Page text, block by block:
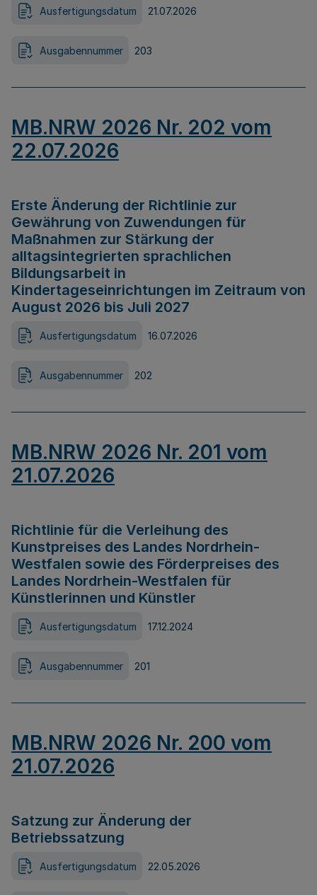
Ausfertigungsdatum 21.07.2026
Ausgabennummer 203
MB.NRW 2026 Nr. 202 vom
22.07.2026
Erste Änderung der Richtlinie zur
Gewährung von Zuwendungen für
Maßnahmen zur Stärkung der
alltagsintegrierten sprachlichen
Bildungsarbeit in
Kindertageseinrichtungen im Zeitraum von
August 2026 bis Juli 2027
Ausfertigungsdatum 16.07.2026
Ausgabennummer 202
MB.NRW 2026 Nr. 201 vom
21.07.2026
Richtlinie für die Verleihung des
Kunstpreises des Landes Nordrhein-
Westfalen sowie des Förderpreises des
Landes Nordrhein-Westfalen für
Künstlerinnen und Künstler
Ausfertigungsdatum 17.12.2024
Ausgabennummer 201
MB.NRW 2026 Nr. 200 vom
21.07.2026
Satzung zur Änderung der
Betriebssatzung
Ausfertigungsdatum 22.05.2026